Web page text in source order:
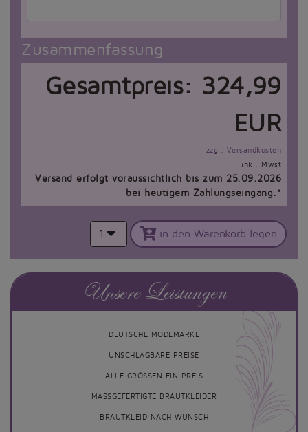
Zusammenfassung
Gesamtpreis: 324,99
EUR
zzgl. Versandkosten
inkl. Mwst
Versand erfolgt voraussichtlich bis zum 25.09.2026
bei heutigem Zahlungseingang.*
1 in den Warenkorb legen
Unsere Leistungen
DEUTSCHE MODEMARKE
UNSCHLAGBARE PREISE
ALLE GRÖSSEN EIN PREIS
MASSGEFERTIGTE BRAUTKLEIDER
BRAUTKLEID NACH WUNSCH